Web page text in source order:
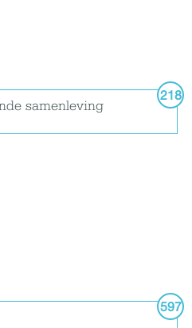
218
samenleving
597